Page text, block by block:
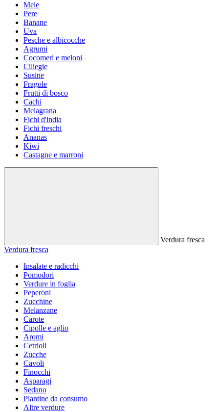
Mele
Pere
Banane
Uva
Pesche e albicocche
Agrumi
Cocomeri e meloni
Ciliegie
Susine
Fragole
Frutti di bosco
Cachi
Melagrana
Fichi d'india
Fichi freschi
Ananas
Kiwi
Castagne e marroni
Verdura fresca
Verdura fresca
Insalate e radicchi
Pomodori
Verdure in foglia
Peperoni
Zucchine
Melanzane
Carote
Cipolle e aglio
Aromi
Cetrioli
Zucche
Cavoli
Finocchi
Asparagi
Sedano
Piantine da consumo
Altre verdure